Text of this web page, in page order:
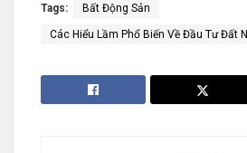
Tags: Bất Động Sản
Các Hiểu Lầm Phổ Biến Về Đầu Tư Đất